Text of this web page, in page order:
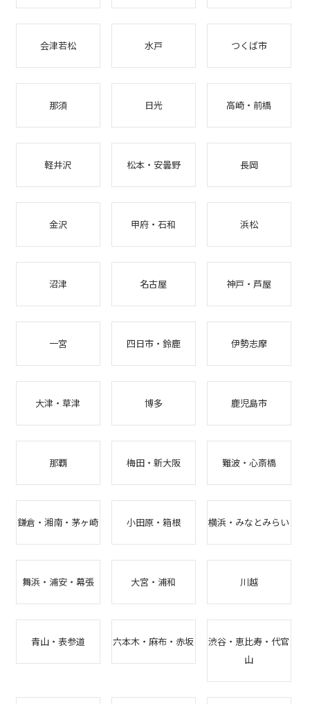
会津若松 水戸 つくば市
那須 日光 高崎・前橋
軽井沢 松本・安曇野 長岡
金沢 甲府・石和 浜松
沼津 名古屋 神戸・芦屋
一宮 四日市・鈴鹿 伊勢志摩
大津・草津 博多 鹿児島市
那覇 梅田・新大阪 難波・心斎橋
鎌倉・湘南・茅ヶ崎 小田原・箱根 横浜・みなとみらい
舞浜・浦安・幕張 大宮・浦和 川越
青山・表参道 六本木・麻布・赤坂
渋谷・恵比寿・代官
山